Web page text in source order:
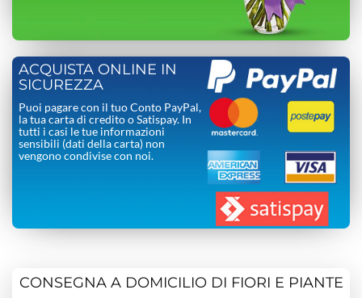
ACQUISTA ONLINE IN
SICUREZZA
Puoi pagare con il tuo Conto PayPal,
la tua carta di credito o Satispay. In
tutti i casi le tue informazioni
sensibili (dati della carta) non
vengono condivise con noi.
CONSEGNA A DOMICILIO DI FIORI E PIANTE